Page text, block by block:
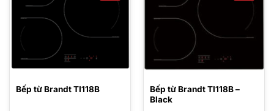
Bếp từ Brandt TI118B
Bếp từ Brandt TI118B –
Black